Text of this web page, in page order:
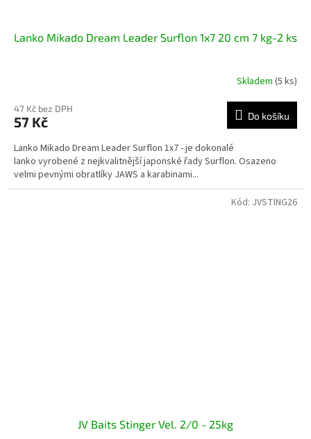
Lanko Mikado Dream Leader Surflon 1x7 20 cm 7 kg-2 ks
Skladem (5 ks)
47 Kč bez DPH
57 Kč Do košíku
Lanko Mikado Dream Leader Surflon 1x7 - je dokonalé
lanko vyrobené z nejkvalitnější japonské řady Surflon. Osazeno
velmi pevnými obratlíky JAWS a karabinami...
JV Baits Stinger Vel. 2/0 - 25kg
Kód: JVSTING26